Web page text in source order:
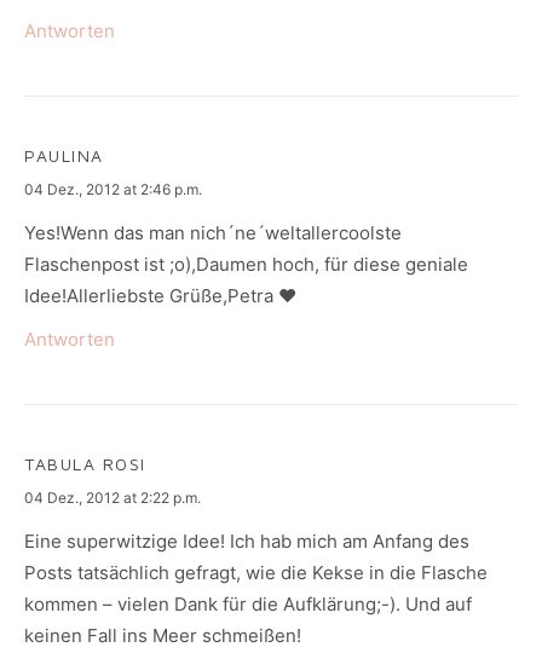
Antworten
PAULINA
says:
04 Dez., 2012 at 2:46 p.m.
Yes!Wenn das man nich´ne´weltallercoolste
Flaschenpost ist ;o),Daumen hoch, für diese geniale
Idee!Allerliebste Grüße,Petra ♥
Antworten
TABULA ROSI
says:
04 Dez., 2012 at 2:22 p.m.
Eine superwitzige Idee! Ich hab mich am Anfang des
Posts tatsächlich gefragt, wie die Kekse in die Flasche
kommen – vielen Dank für die Aufklärung;-). Und auf
keinen Fall ins Meer schmeißen!